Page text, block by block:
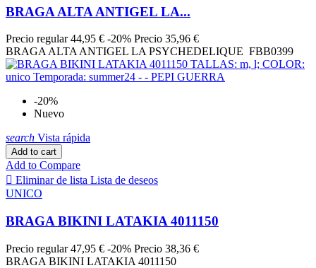
MAP 0
MARIE JO 74
MARIOLA 0
MASSANA 0
Noidinotte 0
Ory 6
PETTRUS
PLAYTEX
POCHOLO
PRIMA DONNA
Productos Lohe , Catálogo y mejores ofertas en pijamas y
batas 0
ROYAL LOUNGE 0
SELENE 0
Señoretta 0
BRAGA ALTA ANTIGEL LA...
Precio regular 44,95 € -20% Precio 35,96 €
BRAGA ALTA ANTIGEL LA PSYCHEDELIQUE FBB0399
-20%
Nuevo
search Vista rápida
Add to cart
Add to Compare
 Eliminar de lista Lista de deseos
UNICO
BRAGA BIKINI LATAKIA 4011150
Precio regular 47,95 € -20% Precio 38,36 €
BRAGA BIKINI LATAKIA 4011150